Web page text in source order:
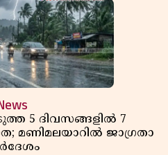
5 ദിവസങ്ങളിൽ 7
മണിമലയാറിൽ ജാഗ്രതാ